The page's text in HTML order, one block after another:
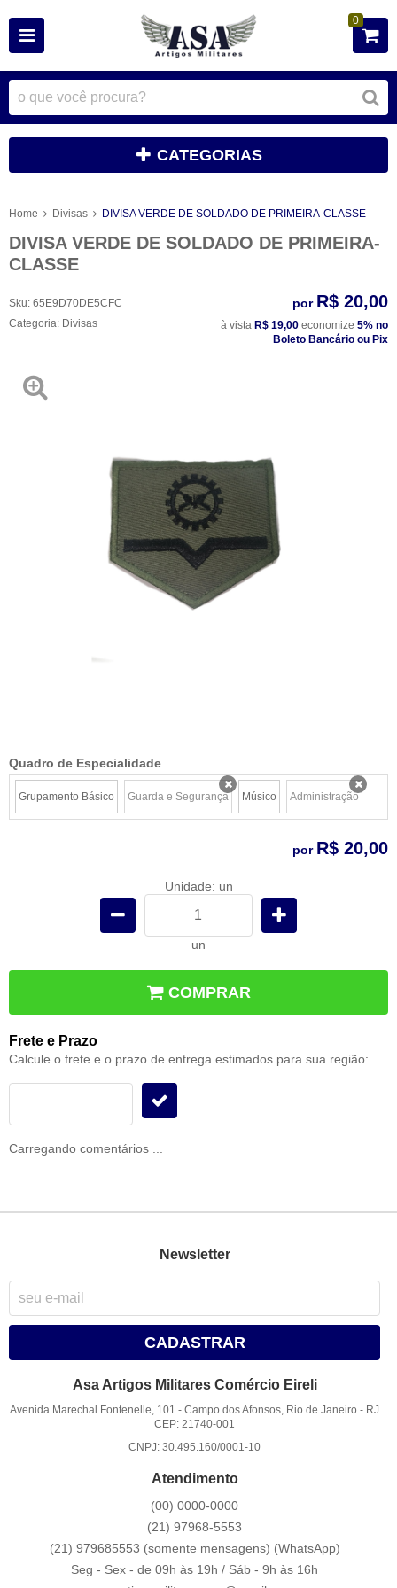
0
CATEGORIAS
Home Divisas DIVISA VERDE DE SOLDADO DE PRIMEIRA-CLASSE
DIVISA VERDE DE SOLDADO DE PRIMEIRA-
CLASSE
Sku: 65E9D70DE5CFC
Categoria: Divisas
por R$ 20,00
à vista R$ 19,00 economize 5% no
Boleto Bancário ou Pix
Quadro de Especialidade
Grupamento Básico Guarda e Segurança
x Músico Administração
x
por R$ 20,00
Unidade: un
un
COMPRAR
Frete e Prazo
Calcule o frete e o prazo de entrega estimados para sua região:
Carregando comentários ...
Newsletter
CADASTRAR
Asa Artigos Militares Comércio Eireli
Avenida Marechal Fontenelle, 101 -Campo dos Afonsos, Rio de Janeiro - RJ
CEP: 21740-001
CNPJ: 30.495.160/0001-10
Atendimento
(00) 0000-0000
(21) 97968-5553
(21) 979685553 (somente mensagens) (WhatsApp)
Seg - Sex - de 09h às 19h / Sáb - 9h às 16h